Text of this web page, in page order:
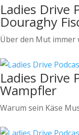
Ladies Drive
Douraghy
Über den Mut immer
Ladies Drive
Wampfler
Warum sein Käse